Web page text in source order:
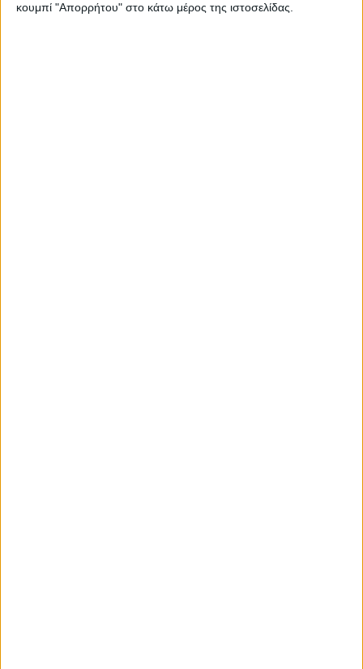
κουμπί "Απορρήτου" στο κάτω μέρος της ιστοσελίδας.